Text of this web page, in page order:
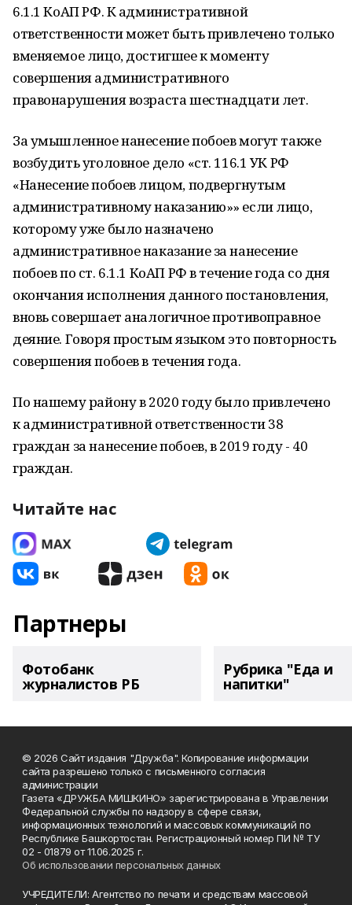
6.1.1 КоАП РФ. К административной
ответственности может быть привлечено только
вменяемое лицо, достигшее к моменту
совершения административного
правонарушения возраста шестнадцати лет.
За умышленное нанесение побоев могут также
возбудить уголовное дело «ст. 116.1 УК РФ
«Нанесение побоев лицом, подвергнутым
административному наказанию»» если лицо,
которому уже было назначено
административное наказание за нанесение
побоев по ст. 6.1.1 КоАП РФ в течение года со дня
окончания исполнения данного постановления,
вновь совершает аналогичное противоправное
деяние. Говоря простым языком это повторность
совершения побоев в течения года.
По нашему району в 2020 году было привлечено
к административной ответственности 38
граждан за нанесение побоев, в 2019 году - 40
граждан.
Читайте нас
Партнеры
Фотобанк
журналистов РБ
Рубрика "Еда и
напитки"
© 2026 Сайт издания "Дружба". Копирование информации
сайта разрешено только с письменного согласия
администрации
Газета «ДРУЖБА МИШКИНО» зарегистрирована в Управлении
Федеральной службы по надзору в сфере связи,
информационных технологий и массовых коммуникаций по
Республике Башкортостан. Регистрационный номер ПИ № ТУ
02 - 01879 от 11.06.2025 г.
Об использовании персональных данных
УЧРЕДИТЕЛИ: Агентство по печати и средствам массовой